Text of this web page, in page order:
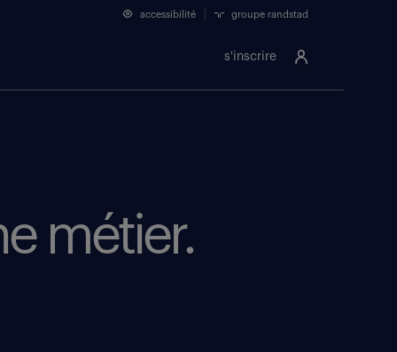
s'inscrire
accessibilité groupe randstad
métier.